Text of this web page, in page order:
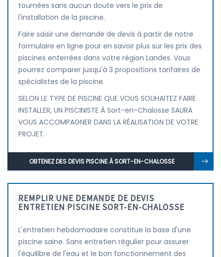
tournées sans aucun doute vers le prix de
l'installation de la piscine.
Faire saisir une demande de devis à partir de notre
formulaire en ligne pour en savoir plus sur les prix des
piscines enterrées dans votre région Landes. Vous
pourrez comparer jusqu'à 3 propositions tarifaires de
spécialistes de la piscine.
SELON LE TYPE DE PISCINE QUE VOUS SOUHAITEZ FAIRE
INSTALLER, UN PISCINISTE À Sort-en-Chalosse SAURA
VOUS ACCOMPAGNER DANS LA RÉALISATION DE VOTRE
PROJET.
OBTENEZ DES DEVIS PISCINE À SORT-EN-CHALOSSE
REMPLIR UNE DEMANDE DE DEVIS
ENTRETIEN PISCINE SORT-EN-CHALOSSE
L'entretien hebdomadaire constitue la base d'une
piscine saine. Sans entretien régulier pour assurer
l'équilibre de l'eau et le bon fonctionnement des